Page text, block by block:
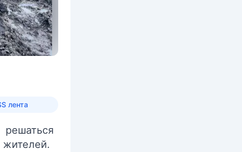
лента
решаться
жителей.